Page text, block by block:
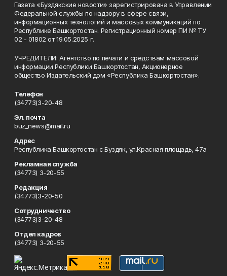
Газета «Буздякские новости» зарегистрирована в Управлении
Федеральной службы по надзору в сфере связи,
информационных технологий и массовых коммуникаций по
Республике Башкортостан. Регистрационный номер ПИ № ТУ
02 - 01802 от 19.05.2025 г.
УЧРЕДИТЕЛИ: Агентство по печати и средствам массовой
информации Республики Башкортостан, Акционерное
общество Издательский дом «Республика Башкортостан».
Телефон
(34773)3-20-48
Эл. почта
buz_news@mail.ru
Адрес
Республика Башкортостан с.Буздяк, ул.Красная площадь, 47а
Рекламная служба
(34773) 3-20-55
Редакция
(34773)3-20-50
Сотрудничество
(34773)3-20-48
Отдел кадров
(34773) 3-20-55